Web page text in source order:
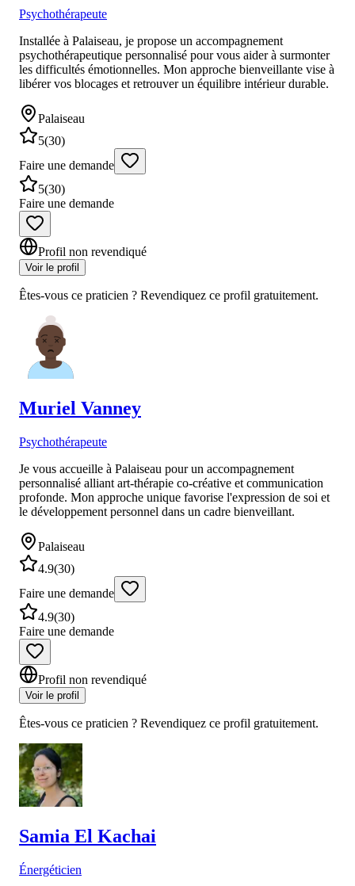
Psychothérapeute
Installée à Palaiseau, je propose un accompagnement
psychothérapeutique personnalisé pour vous aider à surmonter
les difficultés émotionnelles. Mon approche bienveillante vise à
libérer vos blocages et retrouver un équilibre intérieur durable.
Palaiseau
5(30)
Faire une demande
5(30)
Faire une demande
Profil non revendiqué
Voir le profil
Êtes-vous ce praticien ? Revendiquez ce profil gratuitement.
Muriel Vanney
Psychothérapeute
Je vous accueille à Palaiseau pour un accompagnement
personnalisé alliant art-thérapie co-créative et communication
profonde. Mon approche unique favorise l'expression de soi et
le développement personnel dans un cadre bienveillant.
Palaiseau
4.9(30)
Faire une demande
4.9(30)
Faire une demande
Profil non revendiqué
Voir le profil
Êtes-vous ce praticien ? Revendiquez ce profil gratuitement.
Samia El Kachai
Énergéticien